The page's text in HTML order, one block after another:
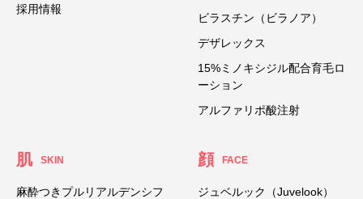
採用情報
ビラスチン（ビラノア）
デザレックス
15%ミノキシジル配合育毛ロ
ーション
アルファリポ酸注射
肌 SKIN
麻酔つきプルリアルデンシフ
顔 FACE
ジュベルック（Juvelook）